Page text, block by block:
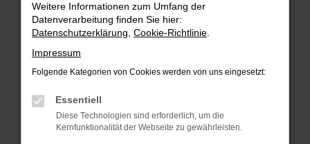
Überprüfe deine Firewall und deine
Internetverbindung.
Laden andere Webseiten, zum Beispiel deine
Suchmaschine?
Prüfe deine Browsererweiterungen.
Manche Erweiterungen, wie Werbeblocker,
können das Laden bestimmter Seiten
verhindern. Funktioniert die Seite in einem
Weitere Informationen zum Umfang der
Datenverarbeitung finden Sie hier:
Datenschutzerklärung Cookie-Richtlinie
Impressum
Folgende Kategorien von Cookies werden von uns eingesetzt:
Essentiell
Diese Technologien sind erforderlich, um die
Kernfunktionalität der Webseite zu gewährleisten.